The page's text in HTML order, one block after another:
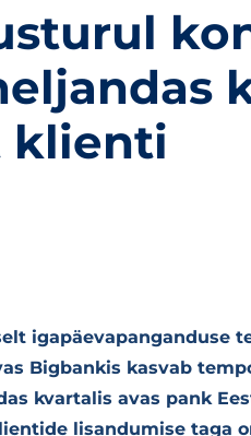
klienti
igapäevapanganduse
Bigbankis kasvab
kvartalis avas pank
lisandumise taga